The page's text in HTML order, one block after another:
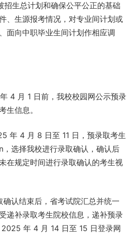
招生总计划和确保公平公正的基础
、生源报考情况，对专业间计划或
面向中职毕业生间计划作相应调
4 月 1 日前，我校校园网公示预录
生信息。
年 4 月 8 日至 11 日，预录取考生
选择我校进行录取确认，确认后
在规定时间进行录取确认的考生视
认结束后，省考试院汇总并统一
递补录取考生院校信息，递补预录
年 4 月 14 日至 15 日登录网